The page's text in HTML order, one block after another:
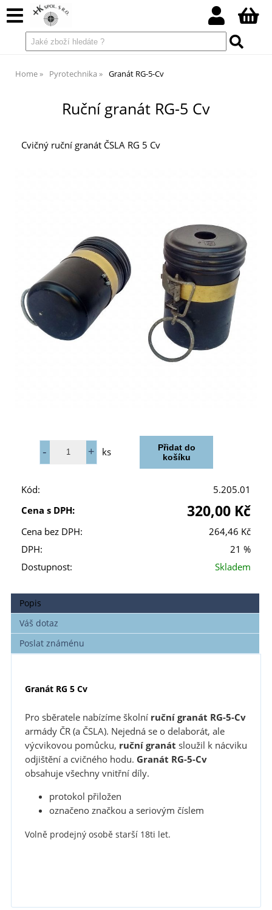
Home Pyrotechnika Granát RG-5-Cv
Ruční granát RG-5 Cv
Cvičný ruční granát ČSLA RG 5 Cv
ks
Kód:
5.205.01
Cena s DPH:
320,00 Kč
Cena bez DPH:
264,46 Kč
DPH:
21 %
Dostupnost:
Skladem
Popis
Váš dotaz
Poslat známénu
Granát RG 5 Cv
Pro sběratele nabízíme školní ruční granát RG-5-Cv
armády ČR (a ČSLA). Nejedná se o delaborát, ale
výcvikovou pomůcku, ruční granát sloužil k nácviku
odjištění a cvičného hodu. Granát RG-5-Cv
obsahuje všechny vnitřní díly.
protokol přiložen
označeno značkou a seriovým číslem
Volně prodejný osobě starší 18ti let.